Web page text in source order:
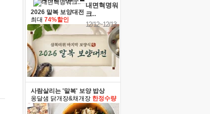
내면혁명워
크..
12/12~12/13
2026 말복 보양대전
최대 74%할인
사람살리는 '말복' 보양 밥상
옹달샘 닭개장&채개장 한정수량